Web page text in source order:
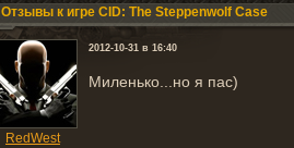
Отзывы к игре CID: The Steppenwolf Case
RedWest
2012-10-31 в 16:40
Миленько...но я пас)